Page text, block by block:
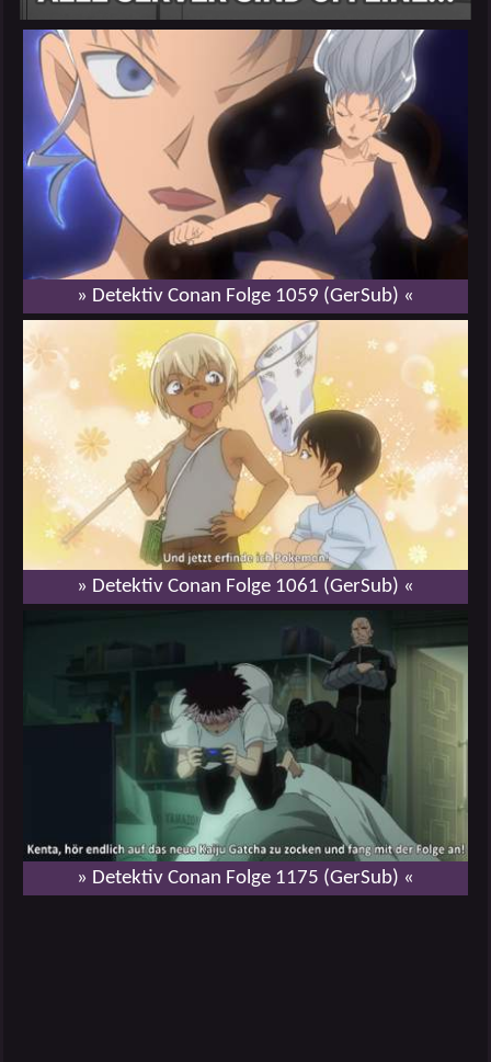
» Detektiv Conan Folge 1059 (GerSub) «
» Detektiv Conan Folge 1061 (GerSub) «
» Detektiv Conan Folge 1175 (GerSub) «